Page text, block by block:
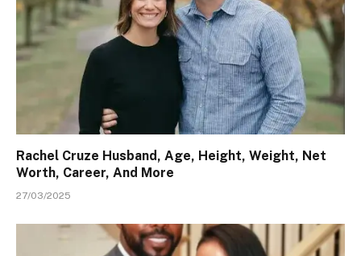
Rachel Cruze Husband, Age, Height, Weight, Net
Worth, Career, And More
27/03/2025